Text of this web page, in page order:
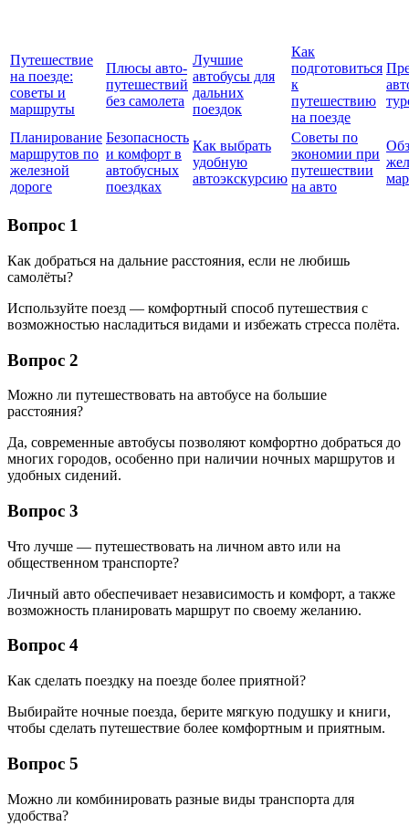
Путешествие
на поезде:
советы и
маршруты
Плюсы авто-
путешествий
без самолета
Лучшие
автобусы для
дальних
поездок
Как
подготовиться
к
путешествию
на поезде
Планирование
маршрутов по
железной
дороге
Безопасность
и комфорт в
автобусных
поездках
Как выбрать
удобную
автоэкскурсию
Советы по
экономии при
путешествии
на авто
Вопрос 1
Как добраться на дальние расстояния, если не любишь
самолёты?
Используйте поезд — комфортный способ путешествия с
возможностью насладиться видами и избежать стресса полёта.
Вопрос 2
Можно ли путешествовать на автобусе на большие
расстояния?
Да, современные автобусы позволяют комфортно добраться до
многих городов, особенно при наличии ночных маршрутов и
удобных сидений.
Вопрос 3
Что лучше — путешествовать на личном авто или на
общественном транспорте?
Личный авто обеспечивает независимость и комфорт, а также
возможность планировать маршрут по своему желанию.
Вопрос 4
Как сделать поездку на поезде более приятной?
Выбирайте ночные поезда, берите мягкую подушку и книги,
чтобы сделать путешествие более комфортным и приятным.
Вопрос 5
Можно ли комбинировать разные виды транспорта для
удобства?